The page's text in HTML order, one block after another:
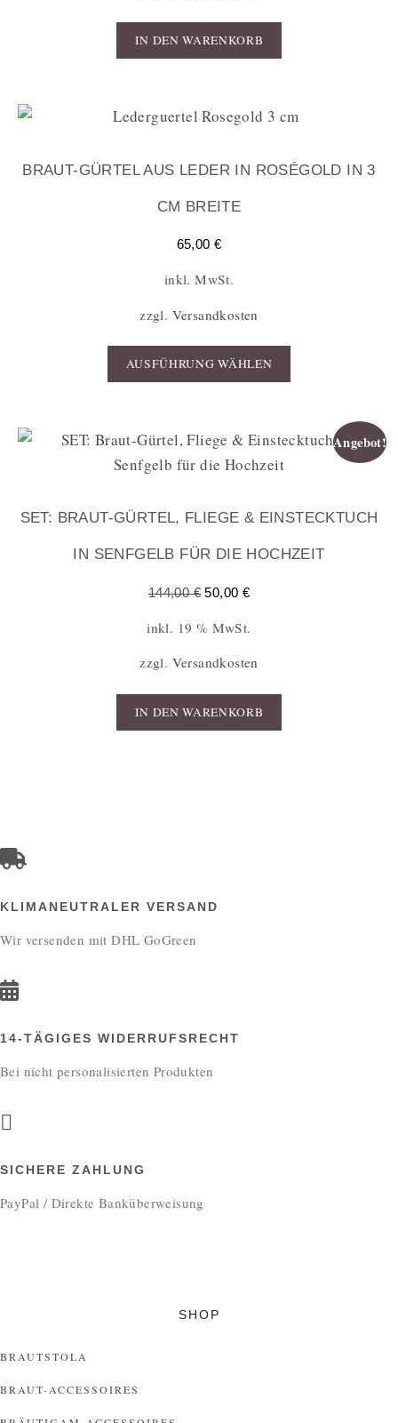
IN DEN WARENKORB
BRAUT-GÜRTEL AUS LEDER IN ROSÉGOLD IN 3
CM BREITE
65,00 €
inkl. MwSt.
zzgl. Versandkosten
AUSFÜHRUNG WÄHLEN
Angebot!
SET: BRAUT-GÜRTEL, FLIEGE & EINSTECKTUCH
IN SENFGELB FÜR DIE HOCHZEIT
144,00€ 50,00 €
inkl. 19 % MwSt.
zzgl. Versandkosten
IN DEN WARENKORB
KLIMANEUTRALER VERSAND
Wir versenden mit DHL GoGreen
14-TÄGIGES WIDERRUFSRECHT
Bei nicht personalisierten Produkten
SICHERE ZAHLUNG
PayPal / Direkte Banküberweisung
SHOP
BRAUTSTOLA
BRAUT-ACCESSOIRES